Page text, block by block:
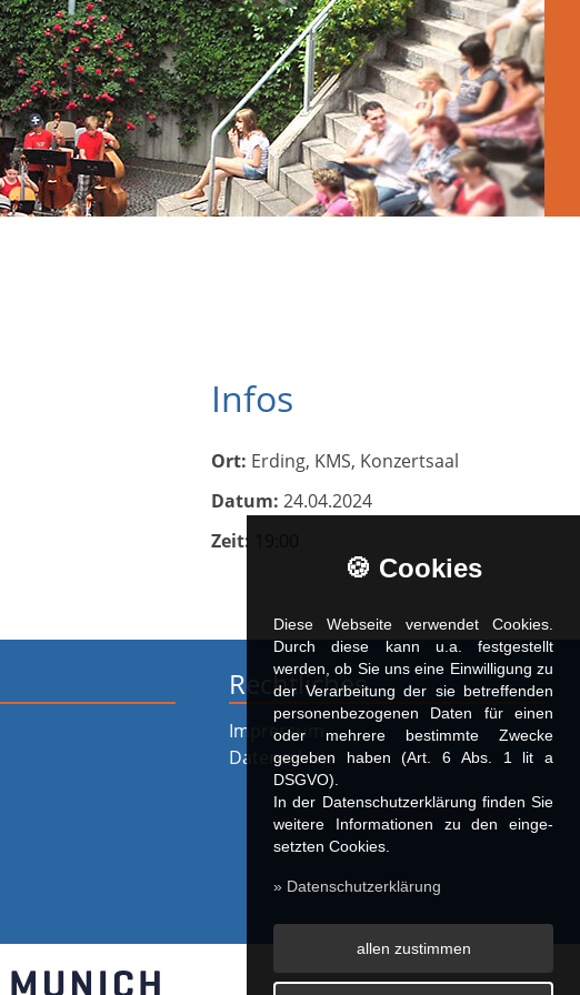
Infos
Ort: Erding, KMS, Konzertsaal
Datum: 24.04.2024
Zeit:
Rechtliches
Impressum
Datenschutz
🍪 Cookies
Diese Webseite verwendet Cookies.
Durch diese kann u.a. fest­ge­stellt
werden, ob Sie uns eine Einwilligung zu
der Verarbeitung der sie betreffenden
personenbezogenen Daten für einen
oder mehrere bestimmte Zwecke
gegeben haben (Art. 6 Abs. 1 lit a
DSGVO).
In der Datenschutzerklärung finden Sie
weitere Informationen zu den ein­ge­
setz­ten Cookies.
» Datenschutzerklärung
allen zustimmen